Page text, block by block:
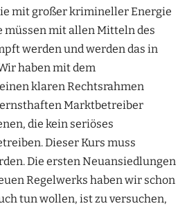
mit großer krimineller Energie
müssen mit allen Mitteln des
werden und werden das in
haben mit dem
klaren Rechtsrahmen
Marktbetreiber
die kein seriöses
Dieser Kurs muss
Die ersten Neuansiedlungen
Regelwerks haben wir schon
tun wollen, ist zu versuchen,